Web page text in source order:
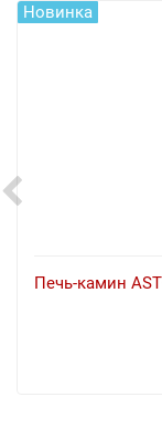
Новинка
Печь-камин